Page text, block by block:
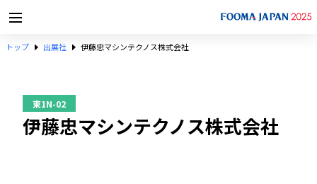
トップ 出展社 伊藤忠マシンテクノス株式会社
東1N-02
伊藤忠マシンテクノス株式会社